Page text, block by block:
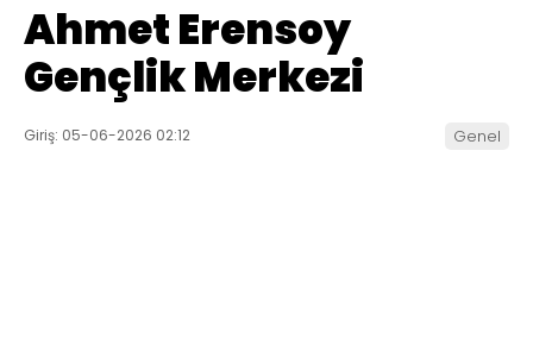
Ahmet Erensoy
Gençlik Merkezi
Giriş: 05-06-2026 02:12 Genel